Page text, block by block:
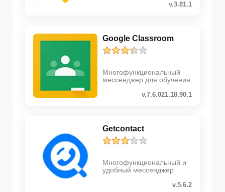
v.3.81.1
Google Classroom
Многофункциональный
мессенджер для обучения
v.7.6.021.18.90.1
Getcontact
Многофункциональный и
удобный мессенджер
v.5.6.2